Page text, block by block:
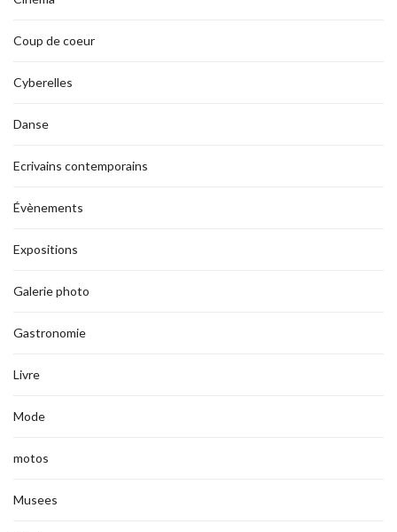
Coup de coeur
Cyberelles
Danse
Ecrivains contemporains
Évènements
Expositions
Galerie photo
Gastronomie
Livre
Mode
motos
Musees